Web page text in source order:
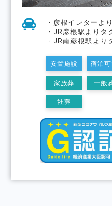
・彦根インターよ
・JR彦根駅よりタ
・JR南彦根駅より
安置施設 宿泊可
家族葬 一般
社葬